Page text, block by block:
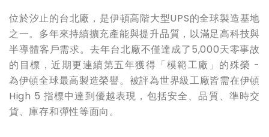
位於汐止的台北廠，是伊頓高階大型UPS的全球製造基地
之一。多年來持續擴充產能與提升品質，以滿足高科技與
半導體客戶需求。去年台北廠不僅達成了5,000天零事故
的目標，近期更連續第五年獲得「模範工廠」的殊榮 -
為伊頓全球最高製造榮譽。被評為世界級工廠皆需在伊頓
High 5 指標中達到優越表現，包括安全、品質、準時交
貨、庫存和彈性等面向。